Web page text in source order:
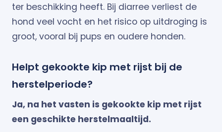
ter beschikking heeft. Bij diarree verliest de
hond veel vocht en het risico op uitdroging is
groot, vooral bij pups en oudere honden.
Helpt gekookte kip met rijst bij de
herstelperiode?
Ja, na het vasten is gekookte kip met rijst
een geschikte herstelmaaltijd.